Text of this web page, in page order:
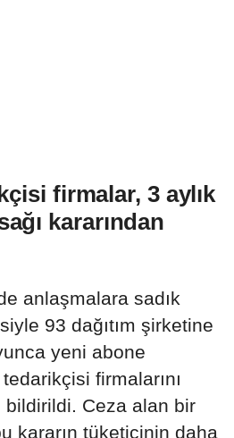
firmalar, 3 aylık
kararından
anlaşmalara sadık
93 dağıtım şirketine
yeni abone
firmalarını
Ceza alan bir
kararın tüketicinin daha